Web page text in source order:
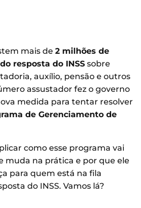
mais de 2 milhões de
resposta do INSS sobre
auxílio, pensão e outros
assustador fez o governo
medida para tentar resolver
de Gerenciamento de
como esse programa vai
muda na prática e por que ele
para quem está na fila
do INSS. Vamos lá?